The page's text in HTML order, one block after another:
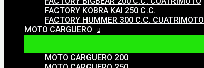
FACTORY KOBRA KAI 250 C.C.
FACTORY HUMMER 300 C.C. CUATRIMOTO
MOTO CARGUERO
MOTO CARGUERO 200